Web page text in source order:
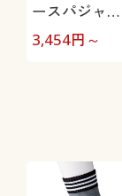
ースパジャマ
(男女兼用)
3,454円～